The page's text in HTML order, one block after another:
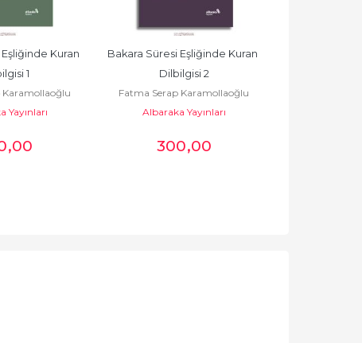
Kuran
1
Karamollaoğlu
Yayınları
,00
Bakara Süresi Eşliğinde Kuran
Dilbilgisi 2
Fatma Serap Karamollaoğlu
Albaraka Yayınları
300,00